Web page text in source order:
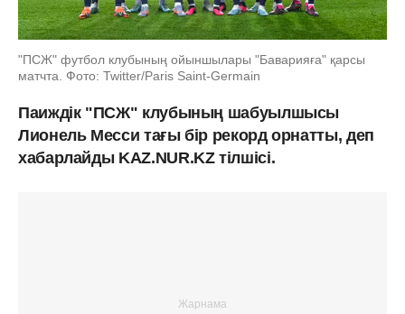
"ПСЖ" футбол клубының ойыншылары "Баварияға" қарсы
матчта. Фото: Twitter/Paris Saint-Germain
Паиждік "ПСЖ" клубының шабуылшысы
Лионель Месси тағы бір рекорд орнатты, деп
хабарлайды KAZ.NUR.KZ тілшісі.